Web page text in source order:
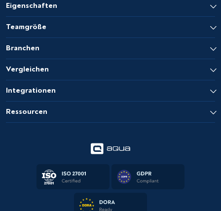
Eigenschaften
Teamgröße
Branchen
Vergleichen
Integrationen
Ressourcen